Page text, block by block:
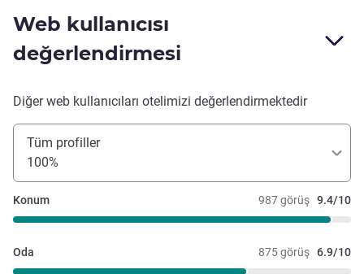
Web kullanıcısı
değerlendirmesi
Diğer web kullanıcıları otelimizi değerlendirmektedir
Tüm profiller
100%
987 görüş 9.4/10
Konum
875 görüş 6.9/10
Oda